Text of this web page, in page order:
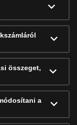
összeget,
a